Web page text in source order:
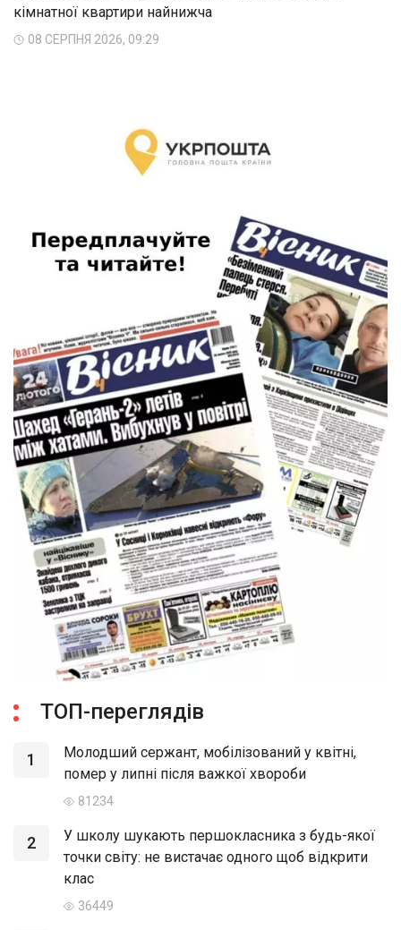
кімнатної квартири найнижча
08 СЕРПНЯ 2026, 09:29
ТОП-переглядів
1
Молодший сержант, мобілізований у квітні,
помер у липні після важкої хвороби
81234
2
У школу шукають першокласника з будь-якої
точки світу: не вистачає одного щоб відкрити
клас
36449